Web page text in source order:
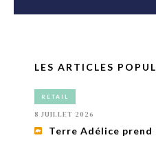
LES ARTICLES
RETAIL
8 JUILLET 2026
Terre Adélice